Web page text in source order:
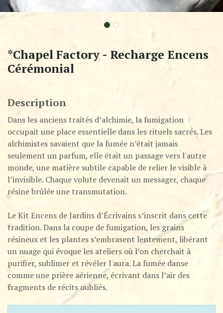
*Chapel Factory - Recharge Encens
Cérémonial
Description
Dans les anciens traités d’alchimie, la fumigation
occupait une place essentielle dans les rituels sacrés. Les
alchimistes savaient que la fumée n’était jamais
seulement un parfum, elle était un passage vers l'autre
monde, une matière subtile capable de relier le visible à
l’invisible. Chaque volute devenait un messager, chaque
résine brûlée une transmutation.
Le Kit Encens de Jardins d’Écrivains s’inscrit dans cette
tradition. Dans la coupe de fumigation, les grains
résineux et les plantes s’embrasent lentement, libérant
un nuage qui évoque les ateliers où l’on cherchait à
purifier, sublimer et révéler l'aura. La fumée danse
comme une prière aérienne, écrivant dans l’air des
fragments de récits oubliés.